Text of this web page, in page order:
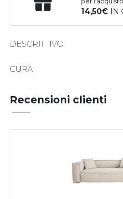
14,50 IN
DESCRITTIVO
CURA
Recensioni clienti